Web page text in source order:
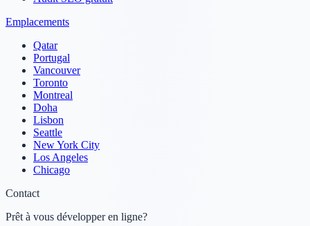
Emplacements
Qatar
Portugal
Vancouver
Toronto
Montreal
Doha
Lisbon
Seattle
New York City
Los Angeles
Chicago
Contact
Prêt à vous développer en ligne?